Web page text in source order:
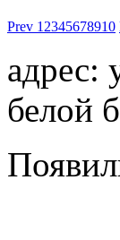
Prev 1 2345678910
адрес:
белой